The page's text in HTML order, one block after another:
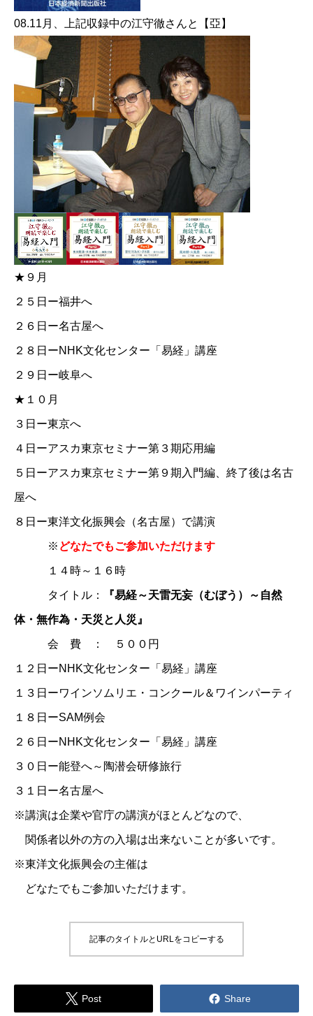
08.11月、上記収録中の江守徹さんと【亞】
★９月
２５日ー福井へ
２６日ー名古屋へ
２８日ーNHK文化センター「易経」講座
２９日ー岐阜へ
★１０月
３日ー東京へ
４日ーアスカ東京セミナー第３期応用編
５日ーアスカ東京セミナー第９期入門編 、終了後は名古
屋へ
８日ー東洋文化振興会（名古屋）で講演
※ どなたでもご参加いただけます
１４時～１６時
タイトル： 『易経～天雷无妄（むぼう）～自然
体・無作為・天災と人災』
会 費 ： ５００円
１２日ーNHK文化センター「易経」講座
１３日ーワインソムリエ・コンクール＆ワインパーティ
１８日ーSAM例会
２６日ーNHK文化センター「易経」講座
３０日ー能登へ～陶潜会研修旅行
３１日ー名古屋へ
※講演は企業や官庁の講演がほとんどなので、
関係者以外の方の入場は出来ないことが多いです。
※東洋文化振興会の主催は
どなたでもご参加いただけます。
記事のタイトルとURLをコピーする
 Post  Share